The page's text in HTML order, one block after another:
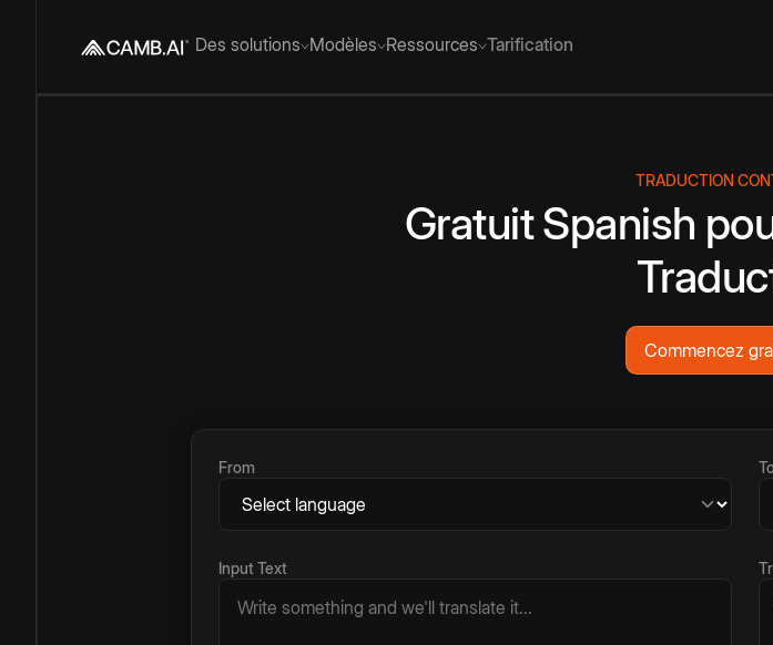
Des solutions Modèles Ressources Tarification
TRADUCTION
GratuitSpanish
Commencez
From
Input Text